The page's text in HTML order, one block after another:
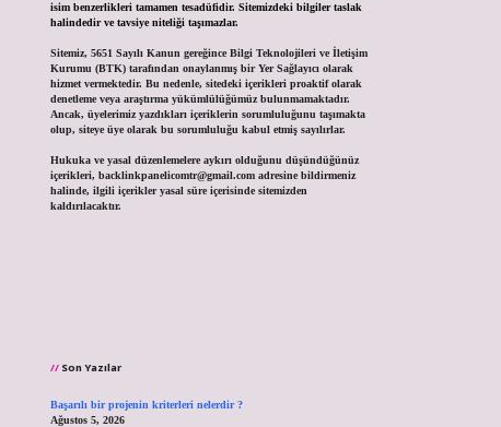
isim benzerlikleri tamamen tesadüfidir. Sitemizdeki bilgiler taslak
halindedir ve tavsiye niteliği taşımazlar.
Sitemiz, 5651 Sayılı Kanun gereğince Bilgi Teknolojileri ve İletişim
Kurumu (BTK) tarafından onaylanmış bir Yer Sağlayıcı olarak
hizmet vermektedir. Bu nedenle, sitedeki içerikleri proaktif olarak
denetleme veya araştırma yükümlülüğümüz bulunmamaktadır.
Ancak, üyelerimiz yazdıkları içeriklerin sorumluluğunu taşımakta
olup, siteye üye olarak bu sorumluluğu kabul etmiş sayılırlar.
Hukuka ve yasal düzenlemelere aykırı olduğunu düşündüğünüz
içerikleri, backlinkpanelicomtr@gmail.comadresine bildirmeniz
halinde, ilgili içerikler yasal süre içerisinde sitemizden
kaldırılacaktır.
Son Yazılar
Başarılı bir projenin kriterleri nelerdir ?
Ağustos 5, 2026